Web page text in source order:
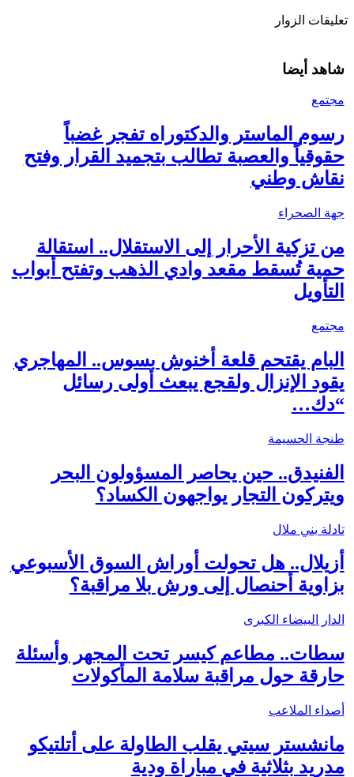
تعليقات الزوار
شاهد أيضا
مجتمع
رسوم الماستر والدكتوراه تفجر غضباً
حقوقياً والعصبة تطالب بتجميد القرار وفتح
نقاش وطني
جهة الصحراء
من تزكية الأحرار إلى الاستقلال.. استقالة
حمية تُسقط مقعد وادي الذهب وتفتح أبواب
التأويل
مجتمع
البام يقتحم قلعة أخنوش بسوس.. المهاجري
يقود الإنزال ولقجع يبعث أولى رسائل
“دك…
طنجة الحسيمة
الفنيدق.. حين يحاصر المسؤولون البحر
ويتركون التجار يواجهون الكساد؟
تادلة بني ملال
أزيلال.. هل تحولت أوراش السوق الأسبوعي
بزاوية أحنصال إلى ورش بلا مراقبة؟
الدار البيضاء الكبرى
سطات.. مطاعم كيسر تحت المجهر وأسئلة
حارقة حول مراقبة سلامة المأكولات
أصداء الملاعب
مانشستر سيتي يقلب الطاولة على أتلتيكو
مدريد بثلاثية في مباراة ودية